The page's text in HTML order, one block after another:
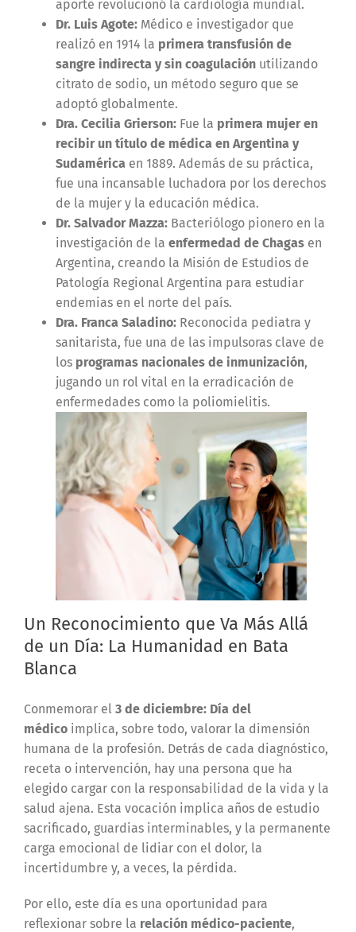
aporte revolucionó la cardiología mundial.
Dr. Luis Agote:Médico e investigador que
realizó en 1914 la primera transfusión de
sangre indirecta y sin coagulaciónutilizando
citrato de sodio, un método seguro que se
adoptó globalmente.
Dra. Cecilia Grierson:Fue la primera mujer en
recibir un título de médica en Argentina y
Sudaméricaen 1889. Además de su práctica,
fue una incansable luchadora por los derechos
de la mujer y la educación médica.
Dr. Salvador Mazza:Bacteriólogo pionero en la
investigación de la enfermedad de Chagasen
Argentina, creando la Misión de Estudios de
Patología Regional Argentina para estudiar
endemias en el norte del país.
Dra. Franca Saladino:Reconocida pediatra y
sanitarista, fue una de las impulsoras clave de
los programas nacionales de inmunización,
jugando un rol vital en la erradicación de
enfermedades como la poliomielitis.
Un Reconocimiento que Va Más Allá
de un Día: La Humanidad en Bata
Blanca
Conmemorar el 3 de diciembre: Día del
médicoimplica, sobre todo, valorar la dimensión
humana de la profesión. Detrás de cada diagnóstico,
receta o intervención, hay una persona que ha
elegido cargar con la responsabilidad de la vida y la
salud ajena. Esta vocación implica años de estudio
sacrificado, guardias interminables, y la permanente
carga emocional de lidiar con el dolor, la
incertidumbre y, a veces, la pérdida.
Por ello, este día es una oportunidad para
reflexionar sobre la relación médico-paciente,